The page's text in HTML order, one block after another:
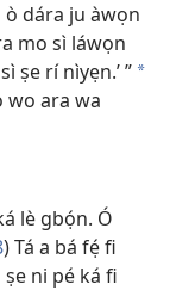
ò dára ju àwọn
mo sì láwọn
ṣe rí nìyẹn.’ ” *
wo ara wa
lè gbọ́n. Ó
) Tá a bá fẹ́ fi
ni pé ká fi